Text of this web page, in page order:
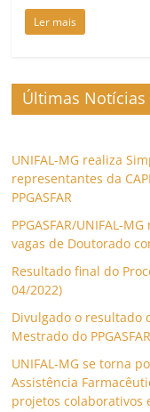
Ler mais
Últimas Notícias
UNIFAL-MG realiza
representantes da
PPGASFAR
PPGASFAR/UNIFAL-
vagas de Doutorado
Resultado final do
04/2022)
Divulgado o resultado
Mestrado do
UNIFAL-MG se torna
Assistência
projetos colaborativos